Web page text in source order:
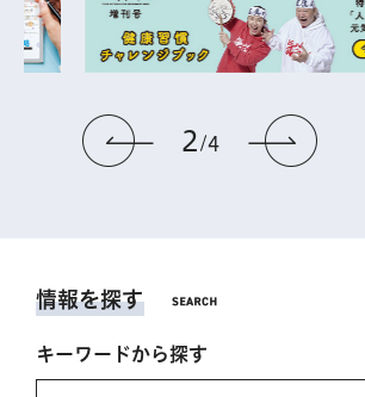
前のスライドを表示
2 4
情報を探す
キーワードから探す